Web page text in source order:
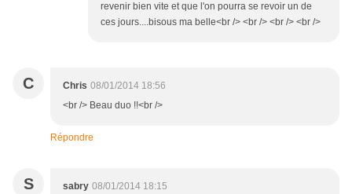
revenir bien vite et que l'on pourra se revoir un de
ces jours....bisous ma belle<br /> <br /> <br /> <br />
C Chris 08/01/2014 18:56
<br /> Beau duo !!<br />
Répondre
S sabry 08/01/2014 18:15